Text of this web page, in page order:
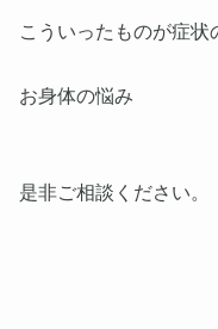
こういったものが症状
お身体の悩み
是非ご相談ください。